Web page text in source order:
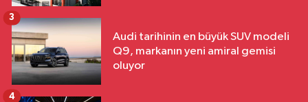
Audi tarihinin en büyük SUV modeli
Q9, markanın yeni amiral gemisi
oluyor
3
4